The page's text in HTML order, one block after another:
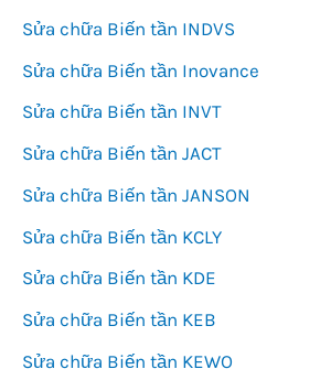
Sửa chữa Biến tần INDVS
Sửa chữa Biến tần Inovance
Sửa chữa Biến tần INVT
Sửa chữa Biến tần JACT
Sửa chữa Biến tần JANSON
Sửa chữa Biến tần KCLY
Sửa chữa Biến tần KDE
Sửa chữa Biến tần KEB
Sửa chữa Biến tần KEWO